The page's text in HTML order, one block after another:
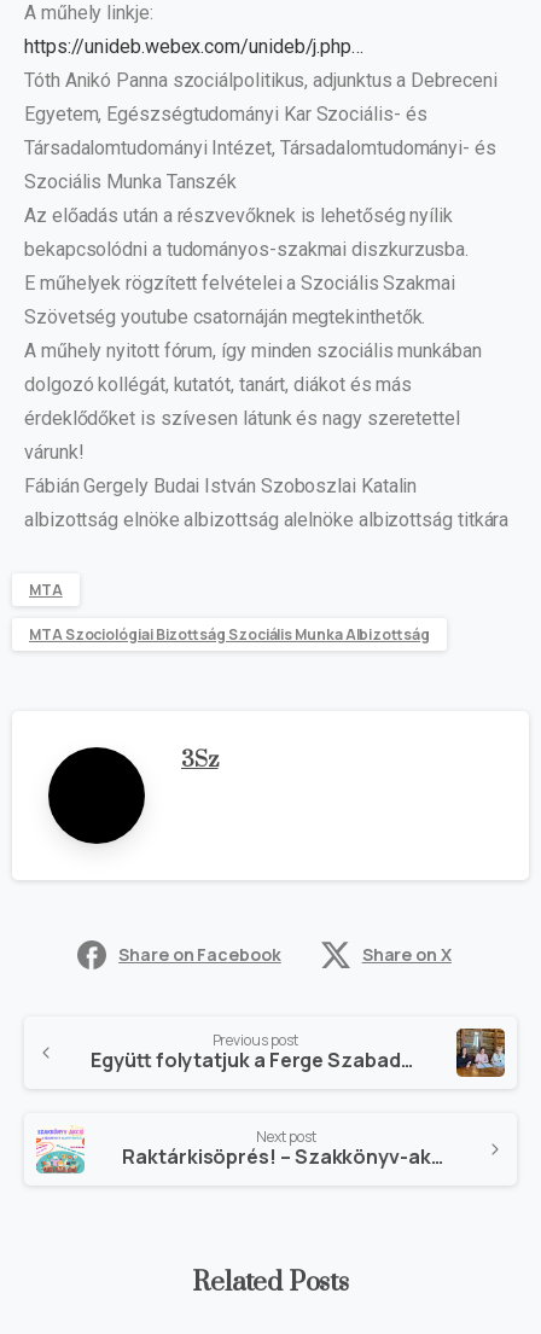
A műhely linkje:
https://unideb.webex.com/unideb/j.php…
Tóth Anikó Panna szociálpolitikus, adjunktus a Debreceni
Egyetem, Egészségtudományi Kar Szociális- és
Társadalomtudományi Intézet, Társadalomtudományi- és
Szociális Munka Tanszék
Az előadás után a részvevőknek is lehetőség nyílik
bekapcsolódni a tudományos-szakmai diszkurzusba.
E műhelyek rögzített felvételei a Szociális Szakmai
Szövetség youtube csatornáján megtekinthetők.
A műhely nyitott fórum, így minden szociális munkában
dolgozó kollégát, kutatót, tanárt, diákot és más
érdeklődőket is szívesen látunk és nagy szeretettel
várunk!
Fábián Gergely Budai István Szoboszlai Katalin
albizottság elnöke albizottság alelnöke albizottság titkára
MTA
MTA Szociológiai Bizottság Szociális Munka Albizottság
3Sz
Share on Facebook Share on X
Previous post
Együtt folytatjuk a Ferge Szabadegyetemet, a Szociális Szakma Digitális Archívumát és létrehozzuk a Tudástárat a jelen és a jövő szakembereinek.
Next post
Raktárkisöprés! – Szakkönyv-akció a KézenFogva Alapítványnál (1093 Budapest, Lónyay u. 19. Fszt.)
Related Posts